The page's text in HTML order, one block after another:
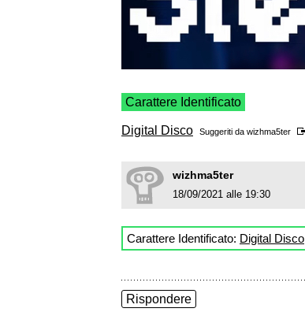
Carattere Identificato
Digital Disco Suggeriti da wizhma5ter
wizhma5ter
18/09/2021 alle 19:30
Carattere Identificato: Digital Disco
Rispondere